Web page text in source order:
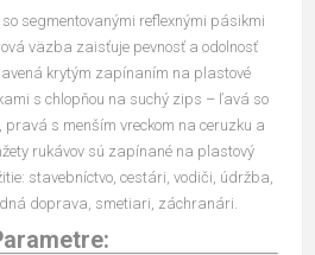
segmentovanými reflexnými pásikmi
väzba zaisťuje pevnosť a odolnosť
krytým zapínaním na plastové
s chlopňou na suchý zips – ľavá so
s menším vreckom na ceruzku a
rukávov sú zapínané na plastový
stavebníctvo, cestári, vodiči, údržba,
doprava, smetiari, záchranári.